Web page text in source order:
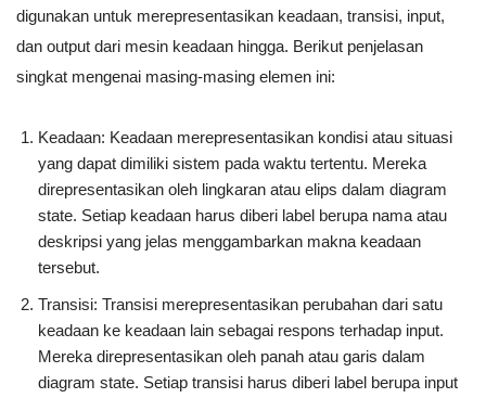
digunakan untuk merepresentasikan keadaan, transisi, input,
dan output dari mesin keadaan hingga. Berikut penjelasan
singkat mengenai masing-masing elemen ini:
Keadaan: Keadaan merepresentasikan kondisi atau situasi
yang dapat dimiliki sistem pada waktu tertentu. Mereka
direpresentasikan oleh lingkaran atau elips dalam diagram
state. Setiap keadaan harus diberi label berupa nama atau
deskripsi yang jelas menggambarkan makna keadaan
tersebut.
Transisi: Transisi merepresentasikan perubahan dari satu
keadaan ke keadaan lain sebagai respons terhadap input.
Mereka direpresentasikan oleh panah atau garis dalam
diagram state. Setiap transisi harus diberi label berupa input